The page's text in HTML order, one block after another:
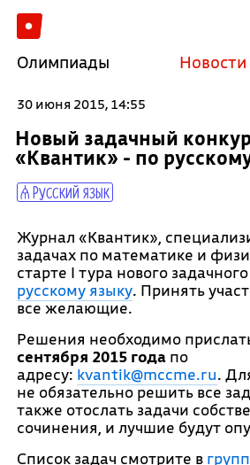
Олимпиады Новости
30 июня 2015, 14:55
Новый задачный
«Квантик» - по
Русский язык
Журнал «Квантик»,
задачах по математике и
старте I тура нового
русскому языку. Принять
все желающие.
Решения необходимо
сентября 2015 годапо
адресу: kvantik@mccme.ru.
не обязательно решить все
также отослать задачи
сочинения, и лучшие будут
Список задач смотрите в